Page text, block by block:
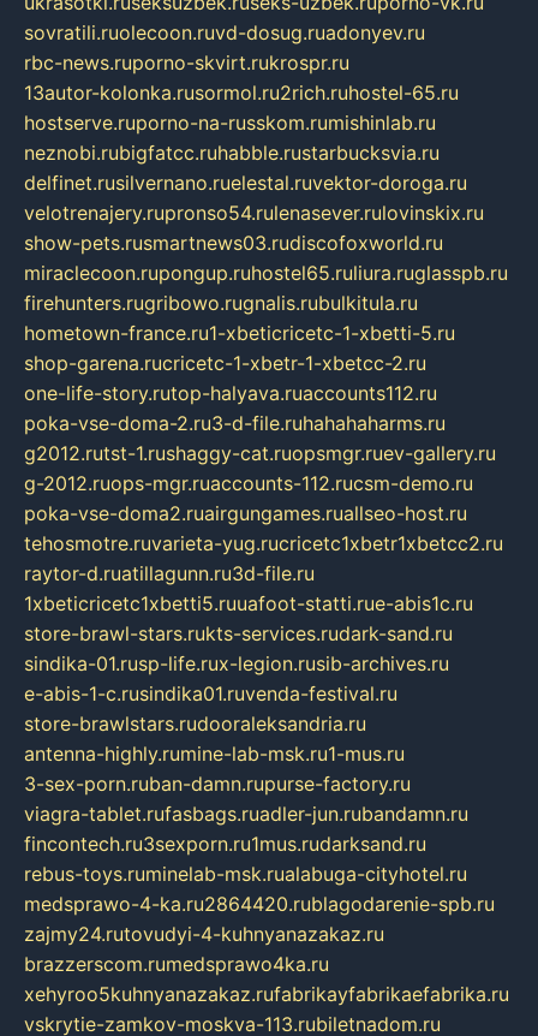
sovratili.ruolecoon.ruvd-dosug.ruadonyev.ru
rbc-news.ruporno-skvirt.rukrospr.ru
13autor-kolonka.rusormol.ru2rich.ruhostel-65.ru
hostserve.ruporno-na-russkom.rumishinlab.ru
neznobi.rubigfatcc.ruhabble.rustarbucksvia.ru
delfinet.rusilvernano.ruelestal.ruvektor-doroga.ru
velotrenajery.rupronso54.rulenasever.rulovinskix.ru
show-pets.rusmartnews03.rudiscofoxworld.ru
miraclecoon.rupongup.ruhostel65.ruliura.ruglasspb.ru
firehunters.rugribowo.rugnalis.rubulkitula.ru
hometown-france.ru1-xbeticricetc-1-xbetti-5.ru
shop-garena.rucricetc-1-xbetr-1-xbetcc-2.ru
one-life-story.rutop-halyava.ruaccounts112.ru
poka-vse-doma-2.ru3-d-file.ruhahahaharms.ru
g2012.rutst-1.rushaggy-cat.ruopsmgr.ruev-gallery.ru
g-2012.ruops-mgr.ruaccounts-112.rucsm-demo.ru
poka-vse-doma2.ruairgungames.ruallseo-host.ru
tehosmotre.ruvarieta-yug.rucricetc1xbetr1xbetcc2.ru
raytor-d.ruatillagunn.ru3d-file.ru
1xbeticricetc1xbetti5.ruuafoot-statti.rue-abis1c.ru
store-brawl-stars.rukts-services.rudark-sand.ru
sindika-01.rusp-life.rux-legion.rusib-archives.ru
e-abis-1-c.rusindika01.ruvenda-festival.ru
store-brawlstars.rudooraleksandria.ru
antenna-highly.rumine-lab-msk.ru1-mus.ru
3-sex-porn.ruban-damn.rupurse-factory.ru
viagra-tablet.rufasbags.ruadler-jun.rubandamn.ru
fincontech.ru3sexporn.ru1mus.rudarksand.ru
rebus-toys.ruminelab-msk.rualabuga-cityhotel.ru
medsprawo-4-ka.ru2864420.rublagodarenie-spb.ru
zajmy24.rutovudyi-4-kuhnyanazakaz.ru
brazzerscom.rumedsprawo4ka.ru
xehyroo5kuhnyanazakaz.rufabrikayfabrikaefabrika.ru
vskrytie-zamkov-moskva-113.rubiletnadom.ru